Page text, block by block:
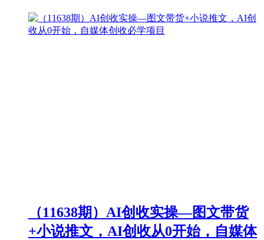
（11638期）AI创收实操—图文带货
+小说推文，AI创收从0开始，自媒体